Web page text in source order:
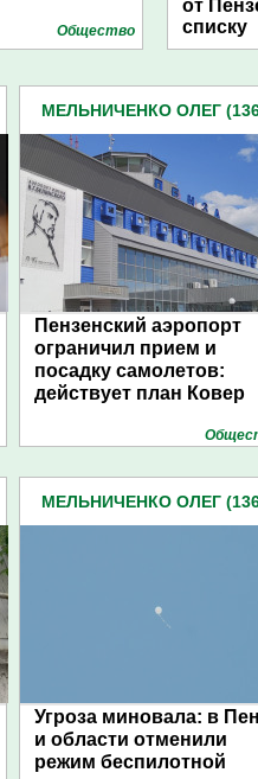
Общество
от
списку
МЕЛЬНИЧЕНКО ОЛЕГ
Пензенский аэропорт
ограничил прием и
посадку самолетов:
действует план Ковер
МЕЛЬНИЧЕНКО ОЛЕГ
Угроза миновала: в
и области отменили
режим беспилотной